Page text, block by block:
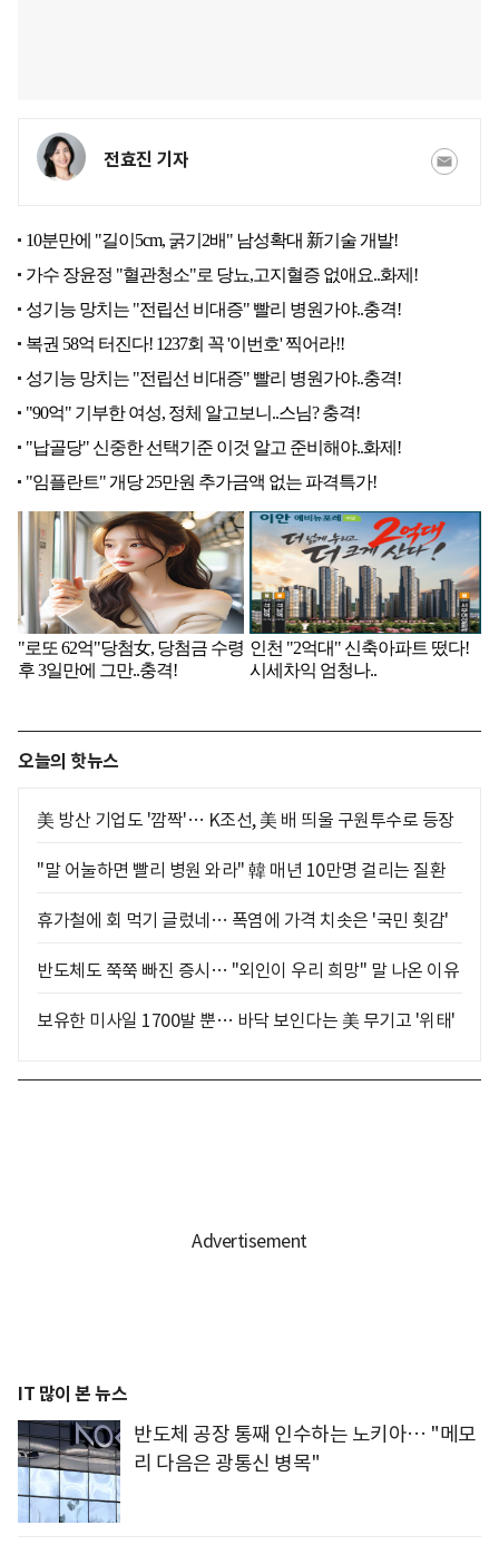
전효진 기자
오늘의 핫뉴스
美 방산 기업도 '깜짝'… K조선, 美 배 띄울 구원투수로 등장
"말 어눌하면 빨리 병원 와라" 韓 매년 10만명 걸리는 질환
휴가철에 회 먹기 글렀네… 폭염에 가격 치솟은 '국민 횟감'
반도체도 쭉쭉 빠진 증시… "외인이 우리 희망" 말 나온 이유
보유한 미사일 1700발 뿐… 바닥 보인다는 美 무기고 '위태'
IT 많이 본 뉴스
반도체 공장 통째 인수하는 노키아… "메모
리 다음은 광통신 병목"